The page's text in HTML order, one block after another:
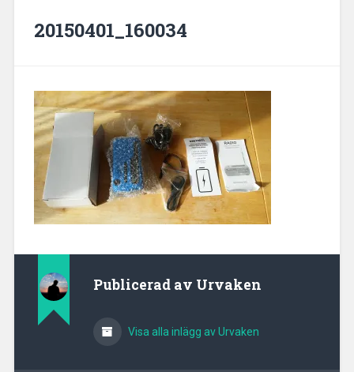
20150401_160034
Publicerad av Urvaken
Visa alla inlägg av Urvaken